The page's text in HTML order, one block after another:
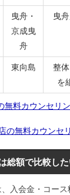
曳舟・
京成曳
舟
曳
東向島
整
を
料カウンセリ
の無料カウンセ
総額で比較し
入会金・コー